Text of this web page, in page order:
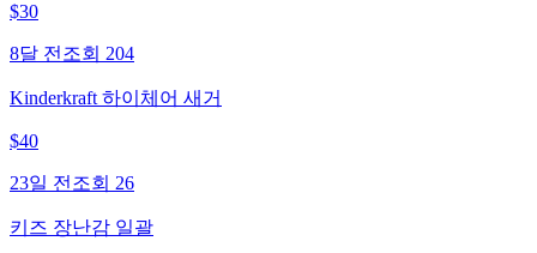
$30
8달 전 조회 204
Kinderkraft 하이체어 새거
$40
23일 전 조회 26
키즈 장난감 일괄